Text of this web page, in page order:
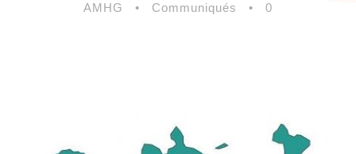
AMHG • Communiqués • 0